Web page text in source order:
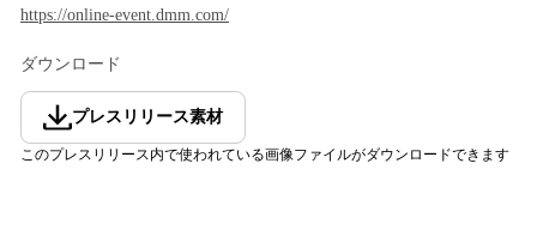
https://online-event.dmm.com/
ダウンロード
プレスリリース素材
このプレスリリース内で使われている画像ファイルがダウンロードできます